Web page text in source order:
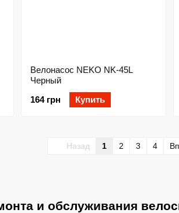
и обслуживания
Велонасос NEKO NK-45L
Черный
164 грн
Купить
Назад 1 2 3 4